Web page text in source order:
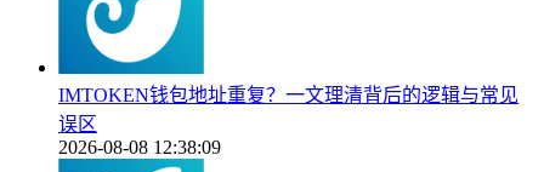
IMTOKEN钱包地址重复？一文理清背后的逻辑与常见
误区
2026-08-08 12:38:09